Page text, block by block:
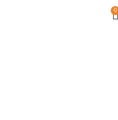
0